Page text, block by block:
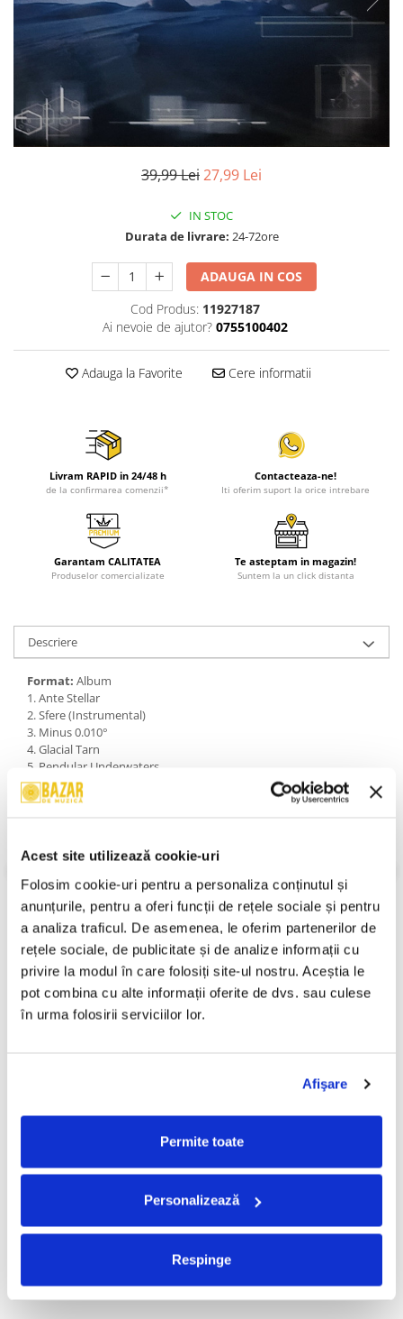
Acest site utilizează cookie-uri
Folosim cookie-uri pentru a personaliza conținutul și
anunțurile, pentru a oferi funcții de rețele sociale și pentru
a analiza traficul. De asemenea, le oferim partenerilor de
rețele sociale, de publicitate și de analize informații cu
privire la modul în care folosiți site-ul nostru. Aceștia le
pot combina cu alte informații oferite de dvs. sau culese
în urma folosirii serviciilor lor.
Afişare
Permite toate
Personalizează
Respinge
Viniluri Românești
Colecția Electrecord
39,99 Lei27,99 Lei
IN STOC
Durata de livrare: 24-72ore
ADAUGA IN COS
Cod Produs: 11927187
Ai nevoie de ajutor? 0755100402
Adauga la Favorite Cere informatii
Livram RAPID in 24/48 h
de la confirmarea comenzii*
Contacteaza-ne!
Iti oferim suport la orice intrebare
Garantam CALITATEA
Produselor comercializate
Te asteptam in magazin!
Suntem la un click distanta
Descriere
Format: Album
1. Ante Stellar
2. Sfere (Instrumental)
3. Minus 0.010°
4. Glacial Tarn
5. Pendular Underwaters
An Lansare:
Stil:Avantgarde
Informatii conformitate produs
Review-uri (0)
PRODUSE ALTERNATIVE
FRECVENT CUMPARATE
IMPREUNA